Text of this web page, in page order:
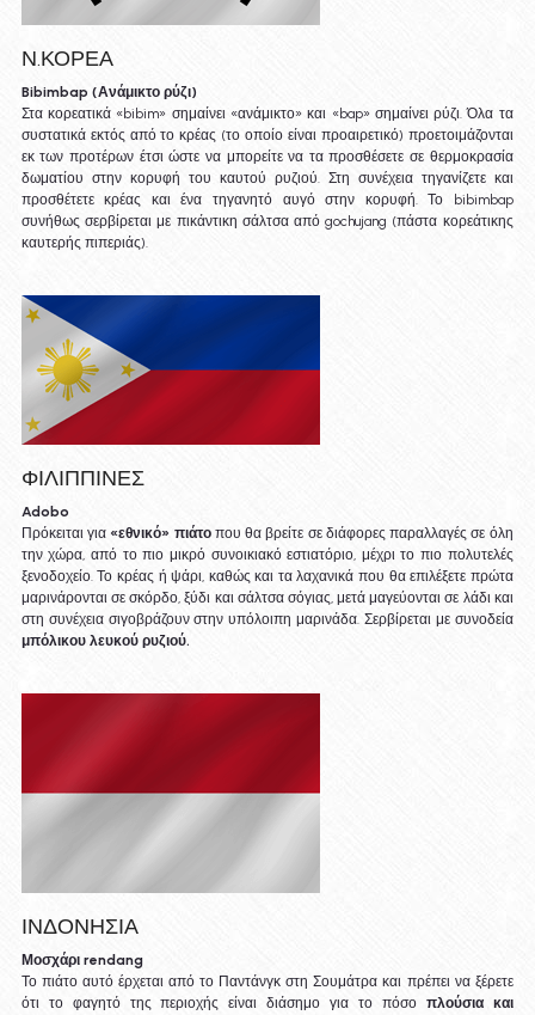
Ν.ΚΟΡΕΑ
Bibimbap (Ανάμικτο ρύζι)
Στα κορεατικά «bibim» σημαίνει «ανάμικτο» και «bap» σημαίνει ρύζι. Όλα τα
συστατικά εκτός από το κρέας (το οποίο είναι προαιρετικό) προετοιμάζονται
εκ των προτέρων έτσι ώστε να μπορείτε να τα προσθέσετε σε θερμοκρασία
δωματίου στην κορυφή του καυτού ρυζιού. Στη συνέχεια τηγανίζετε και
προσθέτετε κρέας και ένα τηγανητό αυγό στην κορυφή. Το bibimbap
συνήθως σερβίρεται με πικάντικη σάλτσα από gochujang (πάστα κορεάτικης
καυτερής πιπεριάς).
ΦΙΛΙΠΠΙΝΕΣ
Adobo
Πρόκειται για «εθνικό» πιάτο που θα βρείτε σε διάφορες παραλλαγές σε όλη
την χώρα, από το πιο μικρό συνοικιακό εστιατόριο, μέχρι το πιο πολυτελές
ξενοδοχείο. Το κρέας ή ψάρι, καθώς και τα λαχανικά που θα επιλέξετε πρώτα
μαρινάρονται σε σκόρδο, ξύδι και σάλτσα σόγιας, μετά μαγεύονται σε λάδι και
στη συνέχεια σιγοβράζουν στην υπόλοιπη μαρινάδα. Σερβίρεται με συνοδεία
μπόλικου λευκού ρυζιού.
ΙΝΔΟΝΗΣΙΑ
Μοσχάρι rendang
Το πιάτο αυτό έρχεται από το Παντάνγκ στη Σουμάτρα και πρέπει να ξέρετε
ότι το φαγητό της περιοχής είναι διάσημο για το πόσο πλούσια και